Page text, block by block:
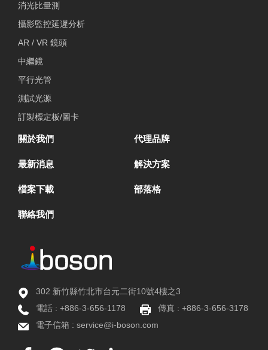
消光比量測
攝影監控延遲分析
AR / VR 鏡頭
中繼鏡
平行光管
測試光源
訂製標定板/圖卡
關於我們 代理品牌
最新消息 解決方案
檔案下載 部落格
聯絡我們
302 新竹縣竹北市台元二街10號4樓之3
電話 : +886-3-656-1178
傳真 : +886-3-656-3178
電子信箱 : service@i-boson.com